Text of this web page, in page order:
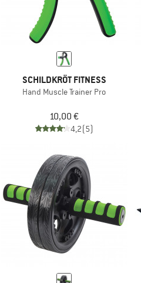
SCHILDKRÖT FITNESS
Hand Muscle Trainer Pro
10,00 €
4,2(5)